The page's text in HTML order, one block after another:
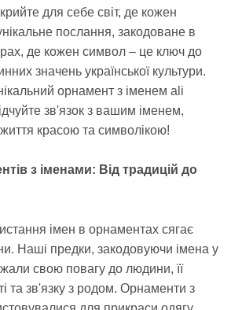
для себе світ, де кожен
послання, закодоване в
де кожен символ – це ключ до
значень української культури.
орнамент з іменем ali
зв'язок з вашим іменем,
красою та символікою!
з іменами: Від традицій до
імен в орнаментах сягає
Наші предки, закодовуючи імена у
свою повагу до людини, її
та зв'язку з родом. Орнаменти з